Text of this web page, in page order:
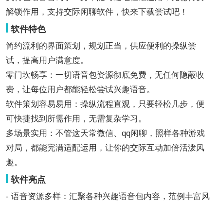
解锁作用，支持交际闲聊软件，快来下载尝试吧！
软件特色
简约流利的界面策划，规划正当，供应便利的操纵尝
试，提高用户满意度。
零门坎畅享：一切语音包资源彻底免费，无任何隐蔽收
费，让每位用户都能轻松尝试兴趣语音。
软件策划容易易用：操纵流程直观，只要轻松几步，便
可快捷找到所需作用，无需复杂学习。
多场景实用：不管这天常微信、qq闲聊，照样各种游戏
对局，都能完满适配运用，让你的交际互动加倍活泼风
趣。
软件亮点
- 语音资源多样：汇聚各种兴趣语音包内容，范例丰富风